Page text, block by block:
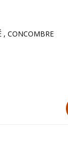
, CONCOMBRE